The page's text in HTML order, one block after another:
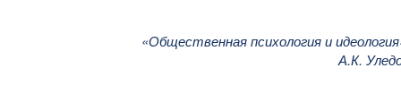
«Общественная психология и
А.К.